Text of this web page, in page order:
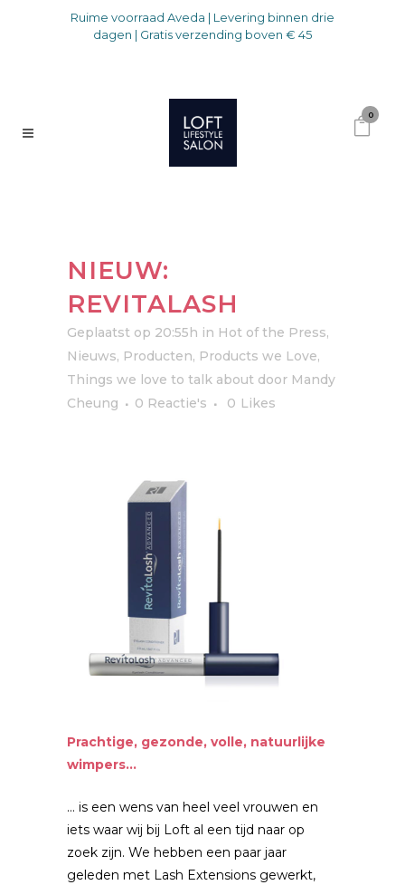
Ruime voorraad Aveda | Levering binnen drie
dagen | Gratis verzending boven € 45
0
NIEUW:
REVITALASH
Geplaatst op 20:55h in Hot of the Press,
Nieuws, Producten, Products we Love,
Things we love to talk about door Mandy
Cheung
0 Reactie's 0 Likes
Prachtige, gezonde, volle, natuurlijke
wimpers…
… is een wens van heel veel vrouwen en
iets waar wij bij Loft al een tijd naar op
zoek zijn. We hebben een paar jaar
geleden met Lash Extensions gewerkt,